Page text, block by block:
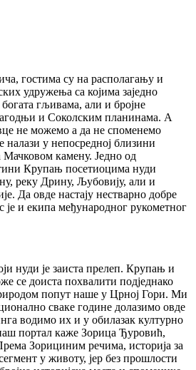
гостима су на располагању и
удружења са којима заједно
гљивама, али и бројне
и Соколским планинама. А
не можемо а да не споменемо
налази у непосредној близини
камену. Једно од
Крупањ посетиоцима нуди
реку Дрину, Љубовију, али и
Да овде настају нестварно добре
је и екипа међународног рукометног
нуди је заиста прелеп. Крупањ и
се доиста похвалити подједнако
попут наше у Црној Гори. Ми
сваке године долазимо овде
водимо их и у обилазак културно
портал каже Зорица Ђуровић,
Зорициним речима, историја за
у животу, јер без прошлости